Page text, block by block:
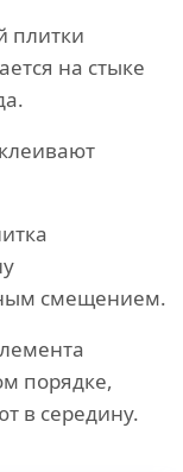
плитки
на стыке
смещением.
порядке,
в середину.